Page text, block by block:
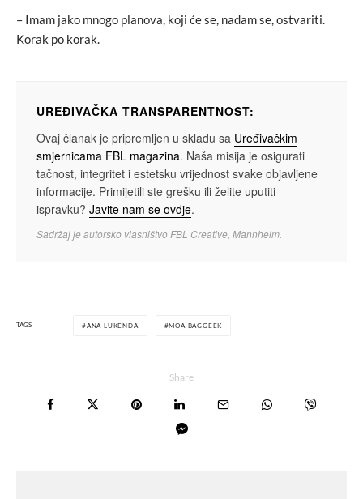
– Imam jako mnogo planova, koji će se, nadam se, ostvariti.
Korak po korak.
UREĐIVAČKA TRANSPARENTNOST:
Ovaj članak je pripremljen u skladu sa Uređivačkim
smjernicama FBL magazina. Naša misija je osigurati
tačnost, integritet i estetsku vrijednost svake objavljene
informacije. Primijetili ste grešku ili želite uputiti
ispravku? Javite nam se ovdje.
Sadržaj je autorsko vlasništvo FBL Creative, Mannheim.
TAGS ANA LUKENDA MOA BAGGEEK
Share